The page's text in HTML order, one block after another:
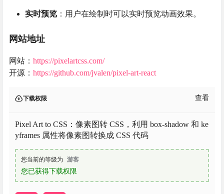
实时预览 ：用户在绘制时可以实时预览动画效果。
网站地址
网站： https://pixelartcss.com/
开源： https://github.com/jvalen/pixel-art-react
下载权限 查看
Pixel Art to CSS：像素图转 CSS，利用 box-shadow 和 ke
yframes 属性将像素图转换成 CSS 代码
您当前的等级为 游客
您已获得下载权限